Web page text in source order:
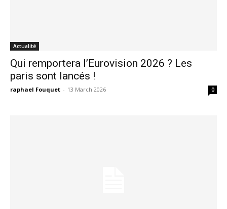
Actualité
Qui remportera l’Eurovision 2026 ? Les
paris sont lancés !
raphael Fouquet - 13 March 2026 0